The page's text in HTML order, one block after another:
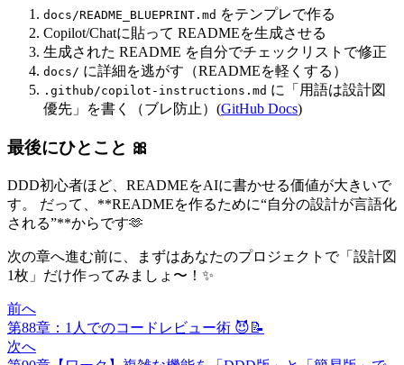
docs/README_BLUEPRINT.md をテンプレで作る
Copilot/Chatに貼って READMEを生成させる
生成された README を自分でチェックリストで修正
docs/ に詳細を逃がす（READMEを軽くする）
.github/copilot-instructions.md に「用語は設計図
優先」を書く（ブレ防止）(GitHub Docs)
最後にひとこと 🎀
DDD初心者ほど、READMEをAIに書かせる価値が大きいで
す。 だって、**READMEを作るために“自分の設計が言語化
される”**からです🫶
次の章へ進む前に、まずはあなたのプロジェクトで「設計図
1枚」だけ作ってみましょ〜！✨
前へ
第88章：1人でのコードレビュー術 😈📝
次へ